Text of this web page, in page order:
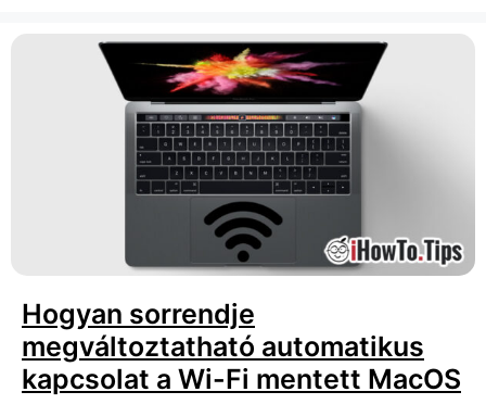
Hogyan sorrendje
megváltoztatható automatikus
kapcsolat a Wi-Fi mentett MacOS